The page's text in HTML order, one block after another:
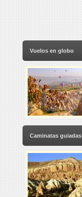
Vuelos en globo
Caminatas guiadas